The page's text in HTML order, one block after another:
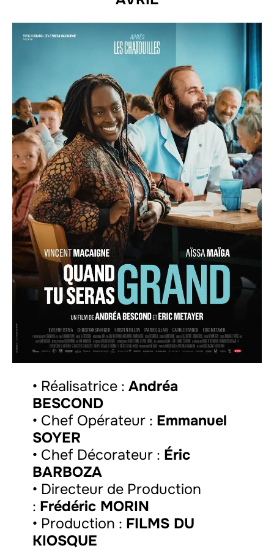
• Réalisatrice : Andréa
BESCOND
• Chef Opérateur : Emmanuel
SOYER
• Chef Décorateur : Éric
BARBOZA
• Directeur de Production
: Frédéric MORIN
• Production : FILMS DU
KIOSQUE